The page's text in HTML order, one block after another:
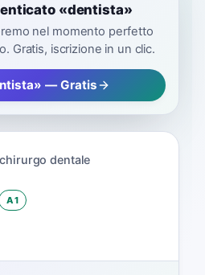
«dentista»
nel momento perfetto
Gratis, iscrizione in un clic.
— Gratis
chirurgo dentale
A1